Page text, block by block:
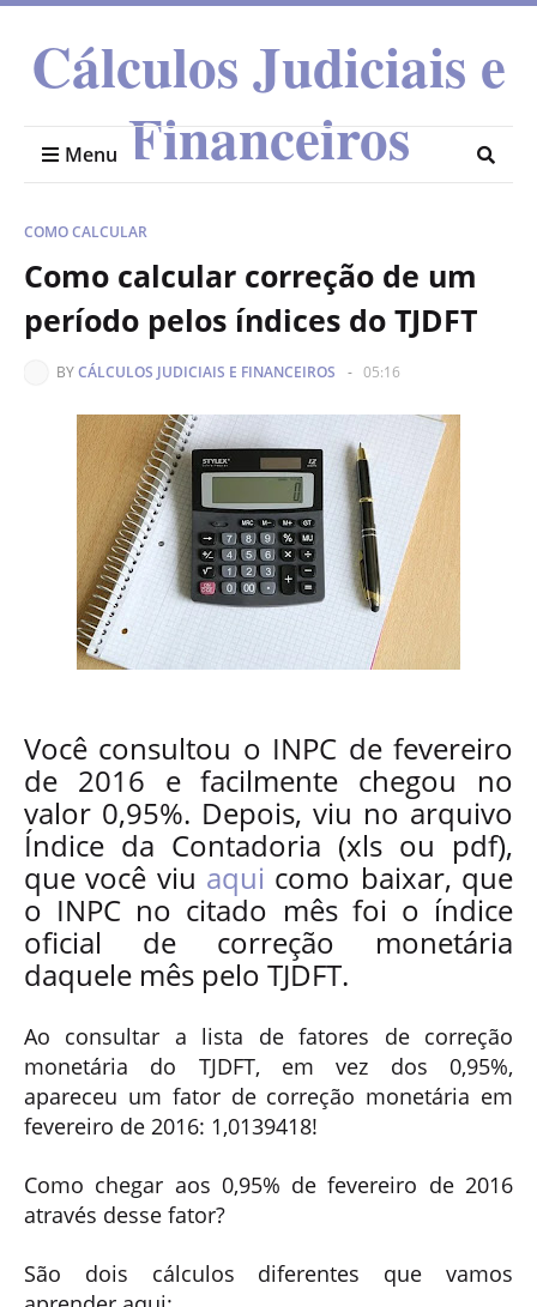
Cálculos Judiciais e
Financeiros
Menu
COMO CALCULAR
Como calcular correção de um
período pelos índices do TJDFT
BYCÁLCULOS JUDICIAIS E FINANCEIROS - 05:16
Você consultou o INPC de fevereiro
de 2016 e facilmente chegou no
valor 0,95%. Depois, viu no arquivo
Índice da Contadoria (xls ou pdf),
que você viu aqui como baixar, que
o INPC no citado mês foi o índice
oficial de correção monetária
daquele mês pelo TJDFT.
Ao consultar a lista de fatores de correção
monetária do TJDFT, em vez dos 0,95%,
apareceu um fator de correção monetária em
fevereiro de 2016: 1,0139418!
Como chegar aos 0,95% de fevereiro de 2016
através desse fator?
São dois cálculos diferentes que vamos